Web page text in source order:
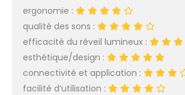
ergonomie :
qualité des sons :
efficacité du réveil lumineux :
esthétique/design :
connectivité et application :
facilité d’utilisation :